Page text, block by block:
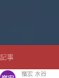
記事
嶺宏 水谷